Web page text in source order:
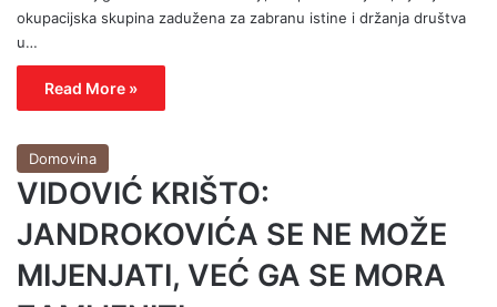
okupacijska skupina zadužena za zabranu istine i držanja društva
u…
Read More »
Domovina
VIDOVIĆ KRIŠTO:
JANDROKOVIĆA SE NE MOŽE
MIJENJATI, VEĆ GA SE MORA